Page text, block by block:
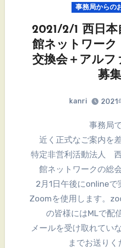
事務局からの
2021/2/1 西日本
館ネットワー
交換会＋アル
募集
kanri 2021
事務局
近く正式なご案内を
特定非営利活動法人
館ネットワークの総
2月1日午後にonlineで
Zoomを使用します。
の皆様にはMLで配
メールを受け取れてい
までお送りく